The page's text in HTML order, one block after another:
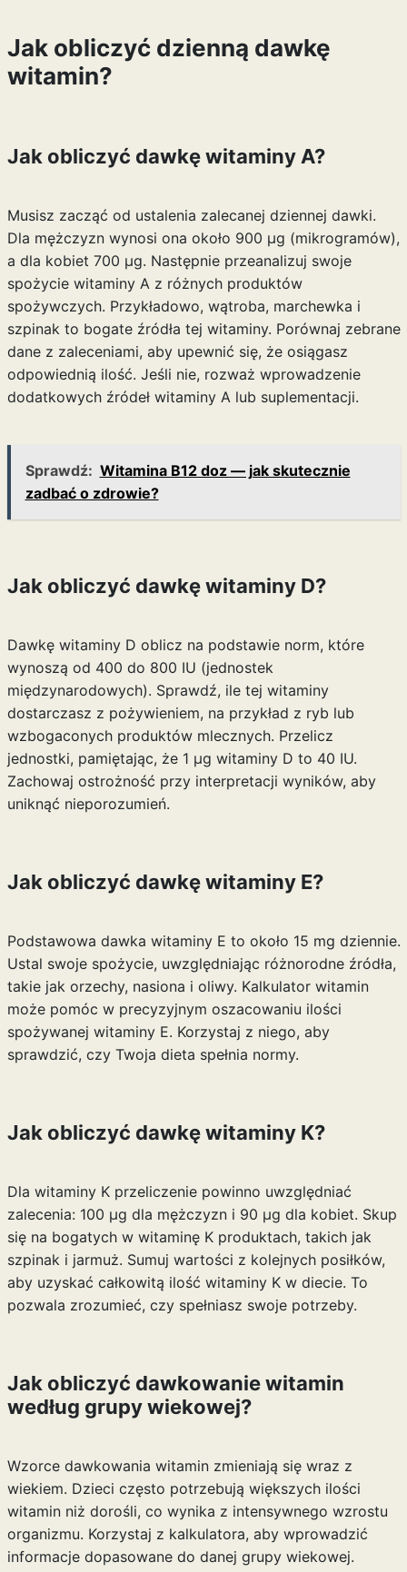
Jak obliczyć dzienną dawkę
witamin?
Jak obliczyć dawkę witaminy A?
Musisz zacząć od ustalenia zalecanej dziennej dawki.
Dla mężczyzn wynosi ona około 900 µg (mikrogramów),
a dla kobiet 700 µg. Następnie przeanalizuj swoje
spożycie witaminy A z różnych produktów
spożywczych. Przykładowo, wątroba, marchewka i
szpinak to bogate źródła tej witaminy. Porównaj zebrane
dane z zaleceniami, aby upewnić się, że osiągasz
odpowiednią ilość. Jeśli nie, rozważ wprowadzenie
dodatkowych źródeł witaminy A lub suplementacji.
Sprawdź: Witamina B12 doz — jak skutecznie
zadbać o zdrowie?
Jak obliczyć dawkę witaminy D?
Dawkę witaminy D oblicz na podstawie norm, które
wynoszą od 400 do 800 IU (jednostek
międzynarodowych). Sprawdź, ile tej witaminy
dostarczasz z pożywieniem, na przykład z ryb lub
wzbogaconych produktów mlecznych. Przelicz
jednostki, pamiętając, że 1 µg witaminy D to 40 IU.
Zachowaj ostrożność przy interpretacji wyników, aby
uniknąć nieporozumień.
Jak obliczyć dawkę witaminy E?
Podstawowa dawka witaminy E to około 15 mg dziennie.
Ustal swoje spożycie, uwzględniając różnorodne źródła,
takie jak orzechy, nasiona i oliwy. Kalkulator witamin
może pomóc w precyzyjnym oszacowaniu ilości
spożywanej witaminy E. Korzystaj z niego, aby
sprawdzić, czy Twoja dieta spełnia normy.
Jak obliczyć dawkę witaminy K?
Dla witaminy K przeliczenie powinno uwzględniać
zalecenia: 100 µg dla mężczyzn i 90 µg dla kobiet. Skup
się na bogatych w witaminę K produktach, takich jak
szpinak i jarmuż. Sumuj wartości z kolejnych posiłków,
aby uzyskać całkowitą ilość witaminy K w diecie. To
pozwala zrozumieć, czy spełniasz swoje potrzeby.
Jak obliczyć dawkowanie witamin
według grupy wiekowej?
Wzorce dawkowania witamin zmieniają się wraz z
wiekiem. Dzieci często potrzebują większych ilości
witamin niż dorośli, co wynika z intensywnego wzrostu
organizmu. Korzystaj z kalkulatora, aby wprowadzić
informacje dopasowane do danej grupy wiekowej.